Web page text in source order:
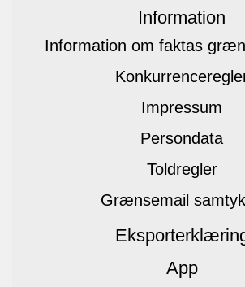
Information
Information om faktas
Impressum
Persondata
Toldregler
Grænsemail
App